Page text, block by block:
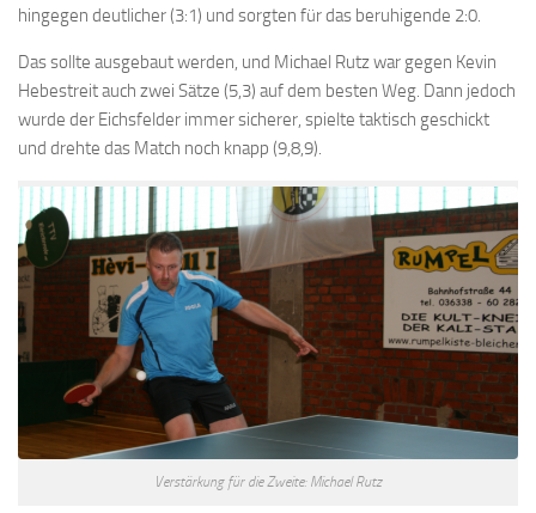
hingegen deutlicher (3:1) und sorgten für das beruhigende 2:0.
Das sollte ausgebaut werden, und Michael Rutz war gegen Kevin
Hebestreit auch zwei Sätze (5,3) auf dem besten Weg. Dann jedoch
wurde der Eichsfelder immer sicherer, spielte taktisch geschickt
und drehte das Match noch knapp (9,8,9).
Verstärkung für die Zweite: Michael Rutz